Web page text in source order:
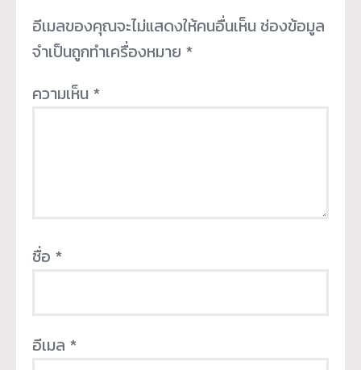
อีเมลของคุณจะไม่แสดงให้คนอื่นเห็น ช่องข้อมูล
จำเป็นถูกทำเครื่องหมาย *
ความเห็น *
ชื่อ *
อีเมล *